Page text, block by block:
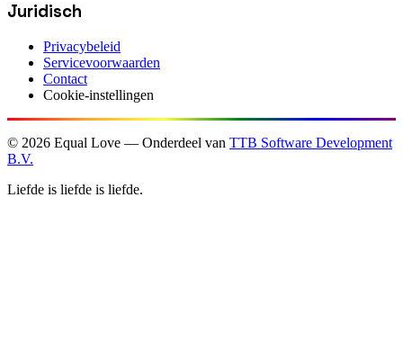
Juridisch
Privacybeleid
Servicevoorwaarden
Contact
Cookie-instellingen
© 2026 Equal Love — Onderdeel van TTB Software Development
B.V.
Liefde is liefde is liefde.